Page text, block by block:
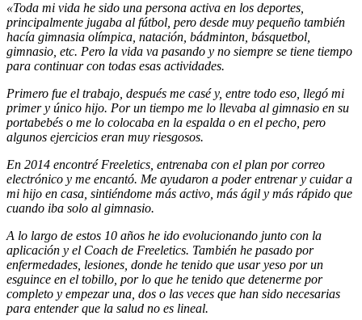
«Toda mi vida he sido una persona activa en los deportes,
principalmente jugaba al fútbol, pero desde muy pequeño también
hacía gimnasia olímpica, natación, bádminton, básquetbol,
gimnasio, etc. Pero la vida va pasando y no siempre se tiene tiempo
para continuar con todas esas actividades.
Primero fue el trabajo, después me casé y, entre todo eso, llegó mi
primer y único hijo. Por un tiempo me lo llevaba al gimnasio en su
portabebés o me lo colocaba en la espalda o en el pecho, pero
algunos ejercicios eran muy riesgosos.
En 2014 encontré Freeletics, entrenaba con el plan por correo
electrónico y me encantó. Me ayudaron a poder entrenar y cuidar a
mi hijo en casa, sintiéndome más activo, más ágil y más rápido que
cuando iba solo al gimnasio.
A lo largo de estos 10 años he ido evolucionando junto con la
aplicación y el Coach de Freeletics. También he pasado por
enfermedades, lesiones, donde he tenido que usar yeso por un
esguince en el tobillo, por lo que he tenido que detenerme por
completo y empezar una, dos o las veces que han sido necesarias
para entender que la salud no es lineal.